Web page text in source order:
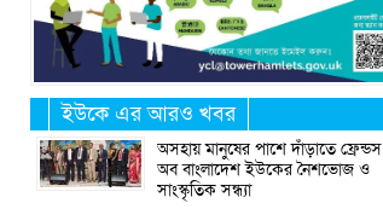
ইউকে এর আরও খবর
অসহায় মানুষের পাশে দাঁড়াতে ফ্রেন্ডস
অব বাংলাদেশ ইউকের নৈশভোজ ও
সাংস্কৃতিক সন্ধ্যা